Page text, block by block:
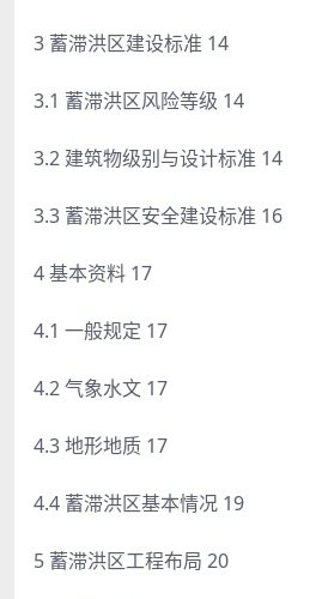
3 蓄滞洪区建设标准 14
3.1 蓄滞洪区风险等级 14
3.2 建筑物级别与设计标准 14
3.3 蓄滞洪区安全建设标准 16
4 基本资料 17
4.1 一般规定 17
4.2 气象水文 17
4.3 地形地质 17
4.4 蓄滞洪区基本情况 19
5 蓄滞洪区工程布局 20